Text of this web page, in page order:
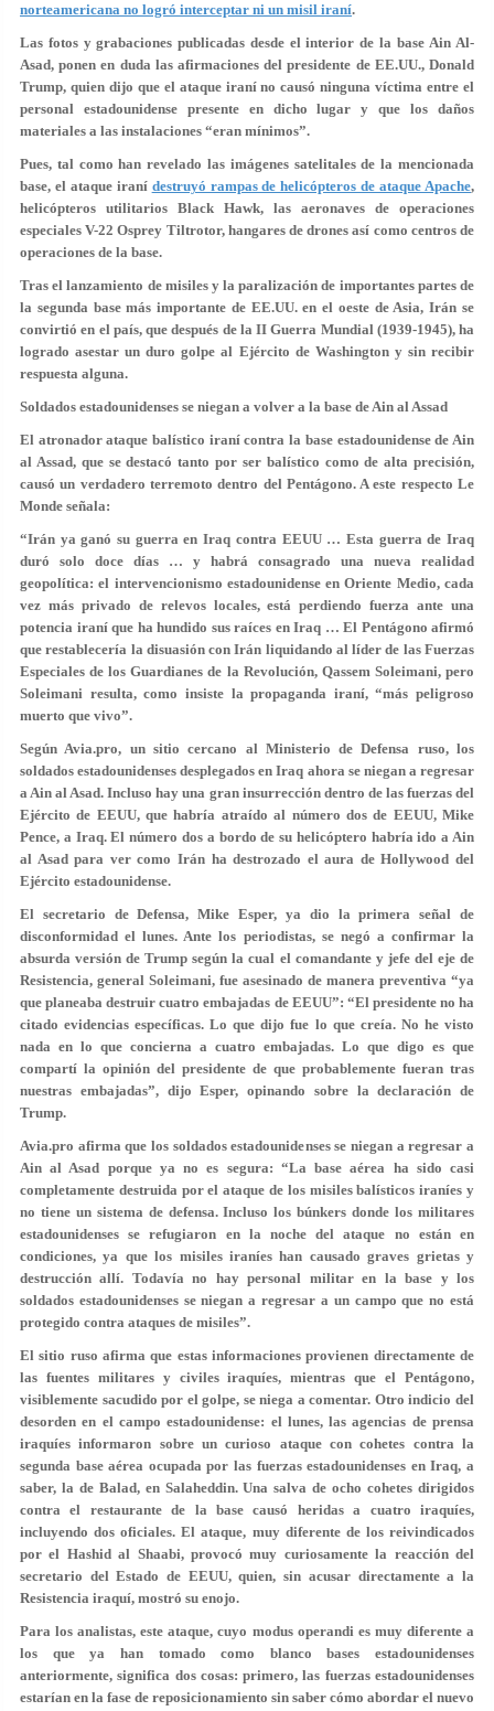
norteamericana no logró interceptar ni un misil iraní.
Las fotos y grabaciones publicadas desde el interior de la base Ain Al-
Asad, ponen en duda las afirmaciones del presidente de EE.UU., Donald
Trump, quien dijo que el ataque iraní no causó ninguna víctima entre el
personal estadounidense presente en dicho lugar y que los daños
materiales a las instalaciones “eran mínimos”.
Pues, tal como han revelado las imágenes satelitales de la mencionada
base, el ataque iraní destruyó rampas de helicópteros de ataque Apache,
helicópteros utilitarios Black Hawk, las aeronaves de operaciones
especiales V-22 Osprey Tiltrotor, hangares de drones así como centros de
operaciones de la base.
Tras el lanzamiento de misiles y la paralización de importantes partes de
la segunda base más importante de EE.UU. en el oeste de Asia, Irán se
convirtió en el país, que después de la II Guerra Mundial (1939-1945), ha
logrado asestar un duro golpe al Ejército de Washington y sin recibir
respuesta alguna.
Soldados estadounidenses se niegan a volver a la base de Ain al Assad
El atronador ataque balístico iraní contra la base estadounidense de Ain
al Assad, que se destacó tanto por ser balístico como de alta precisión,
causó un verdadero terremoto dentro del Pentágono. A este respecto Le
Monde señala:
“Irán ya ganó su guerra en Iraq contra EEUU … Esta guerra de Iraq
duró solo doce días … y habrá consagrado una nueva realidad
geopolítica: el intervencionismo estadounidense en Oriente Medio, cada
vez más privado de relevos locales, está perdiendo fuerza ante una
potencia iraní que ha hundido sus raíces en Iraq … El Pentágono afirmó
que restablecería la disuasión con Irán liquidando al líder de las Fuerzas
Especiales de los Guardianes de la Revolución, Qassem Soleimani, pero
Soleimani resulta, como insiste la propaganda iraní, “más peligroso
muerto que vivo”.
Según Avia.pro, un sitio cercano al Ministerio de Defensa ruso, los
soldados estadounidenses desplegados en Iraq ahora se niegan a regresar
a Ain al Asad. Incluso hay una gran insurrección dentro de las fuerzas del
Ejército de EEUU, que habría atraído al número dos de EEUU, Mike
Pence, a Iraq. El número dos a bordo de su helicóptero habría ido a Ain
al Asad para ver como Irán ha destrozado el aura de Hollywood del
Ejército estadounidense.
El secretario de Defensa, Mike Esper, ya dio la primera señal de
disconformidad el lunes. Ante los periodistas, se negó a confirmar la
absurda versión de Trump según la cual el comandante y jefe del eje de
Resistencia, general Soleimani, fue asesinado de manera preventiva “ya
que planeaba destruir cuatro embajadas de EEUU”: “El presidente no ha
citado evidencias específicas. Lo que dijo fue lo que creía. No he visto
nada en lo que concierna a cuatro embajadas. Lo que digo es que
compartí la opinión del presidente de que probablemente fueran tras
nuestras embajadas”, dijo Esper, opinando sobre la declaración de
Trump.
Avia.pro afirma que los soldados estadounidenses se niegan a regresar a
Ain al Asad porque ya no es segura: “La base aérea ha sido casi
completamente destruida por el ataque de los misiles balísticos iraníes y
no tiene un sistema de defensa. Incluso los búnkers donde los militares
estadounidenses se refugiaron en la noche del ataque no están en
condiciones, ya que los misiles iraníes han causado graves grietas y
destrucción allí. Todavía no hay personal militar en la base y los
soldados estadounidenses se niegan a regresar a un campo que no está
protegido contra ataques de misiles”.
El sitio ruso afirma que estas informaciones provienen directamente de
las fuentes militares y civiles iraquíes, mientras que el Pentágono,
visiblemente sacudido por el golpe, se niega a comentar. Otro indicio del
desorden en el campo estadounidense: el lunes, las agencias de prensa
iraquíes informaron sobre un curioso ataque con cohetes contra la
segunda base aérea ocupada por las fuerzas estadounidenses en Iraq, a
saber, la de Balad, en Salaheddin. Una salva de ocho cohetes dirigidos
contra el restaurante de la base causó heridas a cuatro iraquíes,
incluyendo dos oficiales. El ataque, muy diferente de los reivindicados
por el Hashid al Shaabi, provocó muy curiosamente la reacción del
secretario del Estado de EEUU, quien, sin acusar directamente a la
Resistencia iraquí, mostró su enojo.
Para los analistas, este ataque, cuyo modus operandi es muy diferente a
los que ya han tomado como blanco bases estadounidenses
anteriormente, significa dos cosas: primero, las fuerzas estadounidenses
estarían en la fase de reposicionamiento sin saber cómo abordar el nuevo